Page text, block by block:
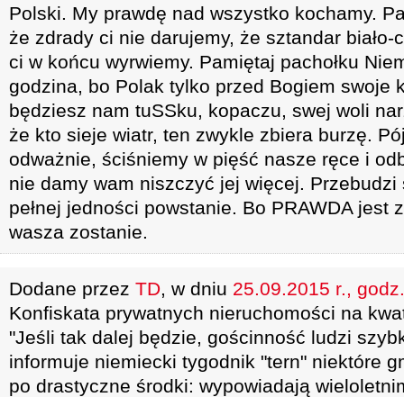
Polski. My prawdę nad wszystko kochamy.
że zdrady ci nie darujemy, że sztandar biało-
ci w końcu wyrwiemy. Pamiętaj pachołku
godzina, bo Polak tylko przed Bogiem swoje
będziesz nam tuSSku, kopaczu, swej woli
że kto sieje wiatr, ten zwykle zbiera burzę.
odważnie, ściśniemy w pięść nasze ręce i
nie damy wam niszczyć jej więcej.
pełnej jedności powstanie. Bo PRAWDA jest
wasza zostanie.
Dodane przez TD, w dniu 25.09.2015 r.,
Konfiskata prywatnych nieruchomości na
"Jeśli tak dalej będzie, gościnność ludzi
informuje niemiecki tygodnik "tern" niektóre
po drastyczne środki: wypowiadają